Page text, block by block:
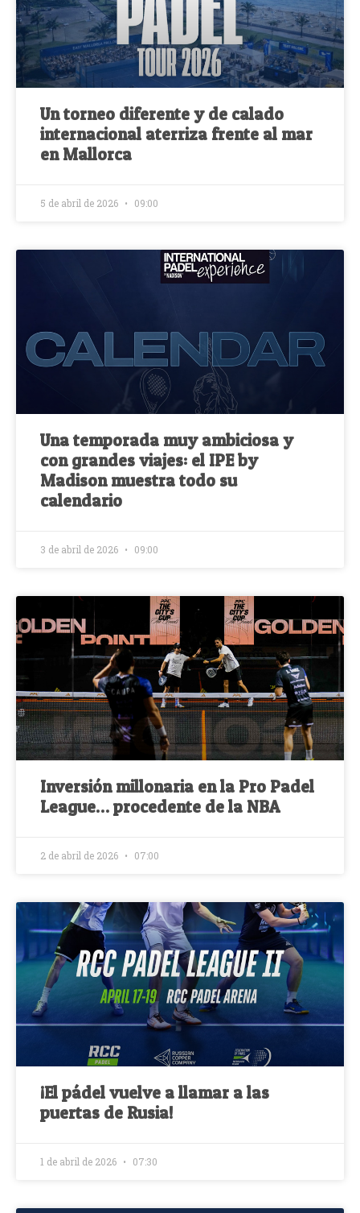
Un torneo diferente y de calado
internacional aterriza frente al mar
en Mallorca
5 de abril de 2026 09:00
Una temporada muy ambiciosa y
con grandes viajes: el IPE by
Madison muestra todo su
calendario
3 de abril de 2026 09:00
Inversión millonaria en la Pro Padel
League… procedente de la NBA
2 de abril de 2026 07:00
¡El pádel vuelve a llamar a las
puertas de Rusia!
1 de abril de 2026 07:30